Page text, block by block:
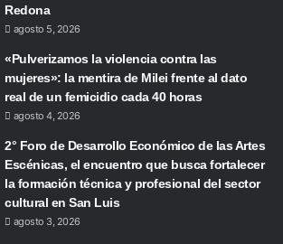
Redona
agosto 5, 2026
«Pulverizamos la violencia contra las
mujeres»: la mentira de Milei frente al dato
real de un femicidio cada 40 horas
agosto 4, 2026
2° Foro de Desarrollo Económico de las Artes
Escénicas, el encuentro que busca fortalecer
la formación técnica y profesional del sector
cultural en San Luis
agosto 3, 2026